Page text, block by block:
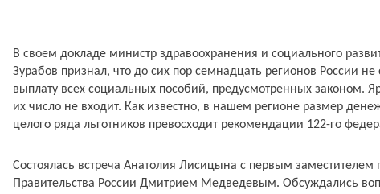
В своем докладе министр здравоохранения и социального
Зурабов признал, что до сих пор семнадцать регионов России не
выплату всех социальных пособий, предусмотренных законом.
их число не входит. Как известно, в нашем регионе размер
целого ряда льготников превосходит рекомендации 122-го
Состоялась встреча Анатолия Лисицына с первым заместителем
Правительства России Дмитрием Медведевым. Обсуждались